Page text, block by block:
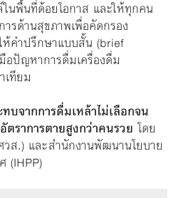
นพื้นที่ด้อยโอกาส และให้ทุกคน
ารด้านสุขภาพเพื่อคัดกรอง
ห้คำปรึกษาแบบสั้น (brief
อปัญหาการดื่มเครื่องดื่ม
เทียม
บจากการดื่มเหล้าไม่เลือกจน
ราการตายสูงกว่าคนรวย โดย
ส.) และ สำนักงานพัฒนานโยบาย
(IHPP)